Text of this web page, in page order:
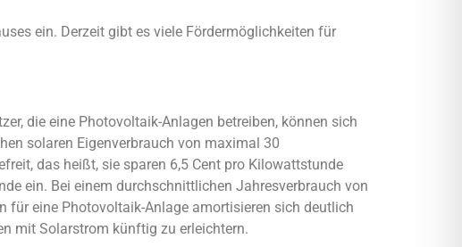
ein. Derzeit gibt es viele Fördermöglichkeiten für
die eine Photovoltaik-Anlagen betreiben, können sich
solaren Eigenverbrauch von maximal 30
das heißt, sie sparen 6,5 Cent pro Kilowattstunde
ein. Bei einem durchschnittlichen Jahresverbrauch von
für eine Photovoltaik-Anlage amortisieren sich deutlich
mit Solarstrom künftig zu erleichtern.